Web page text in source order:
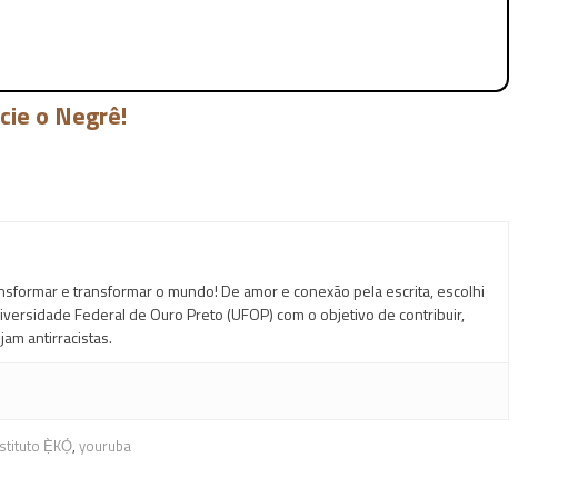
o Negrê!
e transformar o mundo! De amor e conexão pela escrita, escolhi
Federal de Ouro Preto (UFOP) com o objetivo de contribuir,
antirracistas.
Ẹ̀KỌ́, youruba